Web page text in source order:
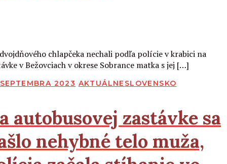
chlapčeka nechali podľa polície v krabici na
v Bežovciach v okrese Sobrance matka s jej […]
2023 AKTUÁLNE SLOVENSKO
autobusovej zastávke sa
nehybné telo muža,